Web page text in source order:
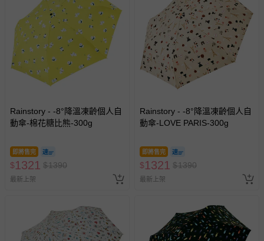
Rainstory - -8°降溫凍齡個人自
動傘-棉花糖比熊-300g
即將售完
$1321 $1390
最新上架
Rainstory - -8°降溫凍齡個人自
動傘-LOVE PARIS-300g
即將售完
$1321 $1390
最新上架